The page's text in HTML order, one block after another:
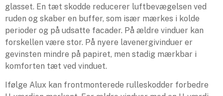
glasset. En tæt skodde reducerer luftbevægelsen ved
ruden og skaber en buffer, som især mærkes i kolde
perioder og på udsatte facader. På ældre vinduer kan
forskellen være stor. På nyere lavenergivinduer er
gevinsten mindre på papiret, men stadig mærkbar i
komforten tæt ved vinduet.
Ifølge Alux kan frontmonterede rulleskodder forbedre